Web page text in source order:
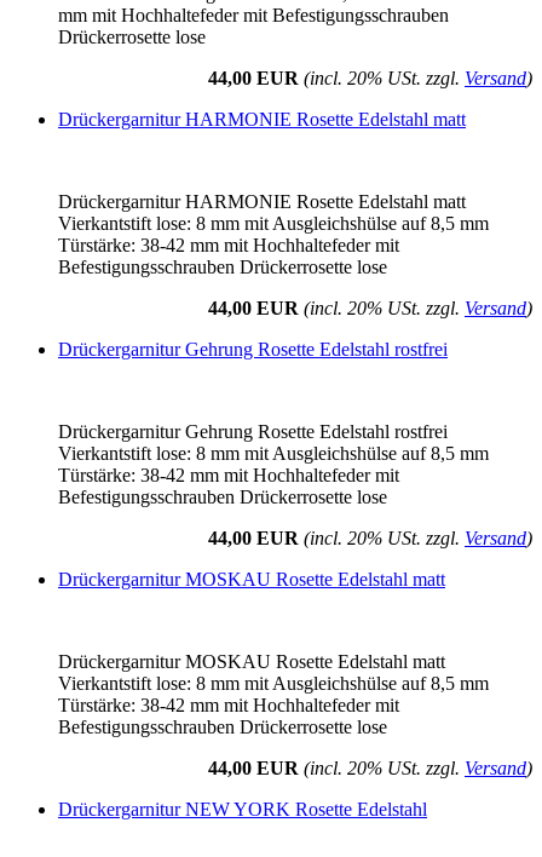
mm mit Hochhaltefeder mit Befestigungsschrauben
Drückerrosette lose
44,00 EUR (incl. 20% USt. zzgl. Versand)
Drückergarnitur HARMONIE Rosette Edelstahl matt
Drückergarnitur HARMONIE Rosette Edelstahl matt
Vierkantstift lose: 8 mm mit Ausgleichshülse auf 8,5 mm
Türstärke: 38-42 mm mit Hochhaltefeder mit
Befestigungsschrauben Drückerrosette lose
44,00 EUR (incl. 20% USt. zzgl. Versand)
Drückergarnitur Gehrung Rosette Edelstahl rostfrei
Drückergarnitur Gehrung Rosette Edelstahl rostfrei
Vierkantstift lose: 8 mm mit Ausgleichshülse auf 8,5 mm
Türstärke: 38-42 mm mit Hochhaltefeder mit
Befestigungsschrauben Drückerrosette lose
44,00 EUR (incl. 20% USt. zzgl. Versand)
Drückergarnitur MOSKAU Rosette Edelstahl matt
Drückergarnitur MOSKAU Rosette Edelstahl matt
Vierkantstift lose: 8 mm mit Ausgleichshülse auf 8,5 mm
Türstärke: 38-42 mm mit Hochhaltefeder mit
Befestigungsschrauben Drückerrosette lose
44,00 EUR (incl. 20% USt. zzgl. Versand)
Drückergarnitur NEW YORK Rosette Edelstahl